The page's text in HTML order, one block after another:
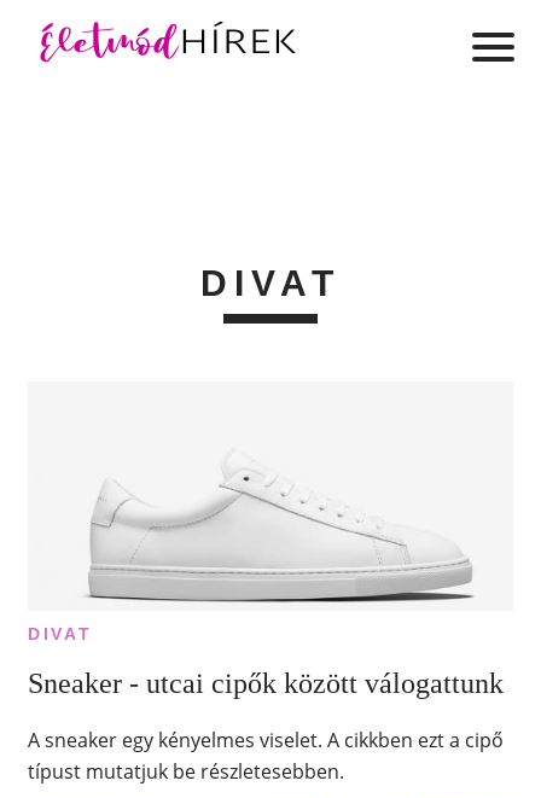
DIVAT
DIVAT
Sneaker - utcai cipők között válogattunk
A sneaker egy kényelmes viselet. A cikkben ezt a cipő
típust mutatjuk be részletesebben.